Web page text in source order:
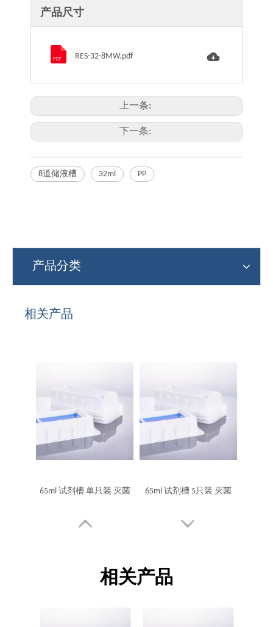
产品尺寸
RES-32-8MW.pdf
上一条:
下一条:
8道储液槽 32ml PP
产品分类
相关产品
65ml 试剂槽 单只装 灭菌 65ml 试剂槽 5只装 灭菌
相关产品